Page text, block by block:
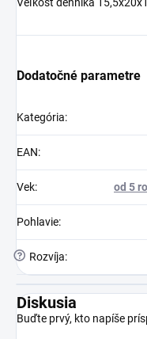
Dodatočné parametre
Kategória:
EAN:
Vek: od 5
Pohlavie:
? Rozvíja:
Diskusia
Buďte prvý, kto napíše